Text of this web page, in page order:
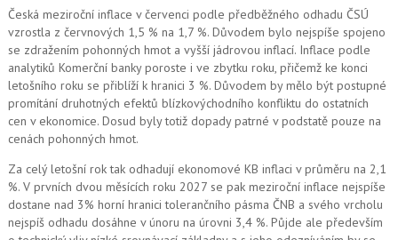
Česká meziroční inflace v červenci podle předběžného odhadu ČSÚ
vzrostla z červnových 1,5 % na 1,7 %. Důvodem bylo nejspíše spojeno
se zdražením pohonných hmot a vyšší jádrovou inflací. Inflace podle
analytiků Komerční banky poroste i ve zbytku roku, přičemž ke konci
letošního roku se přiblíží k hranici 3 %. Důvodem by mělo být postupné
promítání druhotných efektů blízkovýchodního konfliktu do ostatních
cen v ekonomice. Dosud byly totiž dopady patrné v podstatě pouze na
cenách pohonných hmot.
Za celý letošní rok tak odhadují ekonomové KB inflaci v průměru na 2,1
%. V prvních dvou měsících roku 2027 se pak meziroční inflace nejspíše
dostane nad 3% horní hranici tolerančního pásma ČNB a svého vrcholu
nejspíš odhadu dosáhne v únoru na úrovni 3,4 %. Půjde ale především